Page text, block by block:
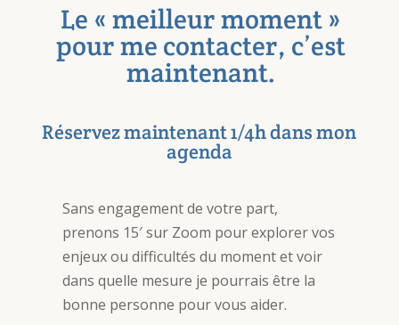
Le « meilleur moment »
pour me contacter, c’est
maintenant.
Réservez maintenant 1/4h dans mon
agenda
Sans engagement de votre part,
prenons 15′ sur Zoom pour explorer vos
enjeux ou difficultés du moment et voir
dans quelle mesure je pourrais être la
bonne personne pour vous aider.